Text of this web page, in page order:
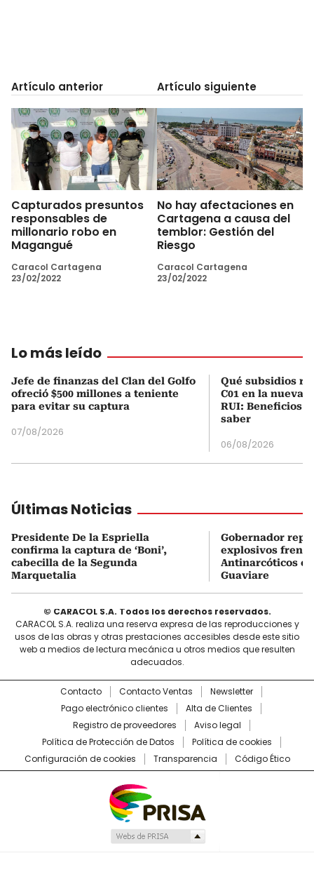
Artículo anterior
Capturados presuntos
responsables de
millonario robo en
Magangué
Caracol Cartagena
23/02/2022
Artículo siguiente
No hay afectaciones en
Cartagena a causa del
temblor: Gestión del
Riesgo
Caracol Cartagena
23/02/2022
Lo más leído
Jefe de finanzas del Clan del Golfo
ofreció $500 millones a teniente
para evitar su captura
07/08/2026
Qué subsidios
C01 en la nueva
RUI: Beneficios
saber
06/08/2026
Últimas Noticias
Presidente De la Espriella
confirma la captura de ‘Boni’,
cabecilla de la Segunda
Marquetalia
Gobernador
explosivos frente
Antinarcóticos
Guaviare
© CARACOL S.A. Todos los derechos reservados.
CARACOL S.A. realiza una reserva expresa de las reproducciones y
usos de las obras y otras prestaciones accesibles desde este sitio
web a medios de lectura mecánica u otros medios que resulten
adecuados.
Contacto Contacto Ventas
Newsletter
Pago electrónico clientes
Alta de Clientes
Registro de proveedores
Aviso legal
Política de Protección de Datos
Política de cookies
Configuración de cookies
Transparencia Código Ético